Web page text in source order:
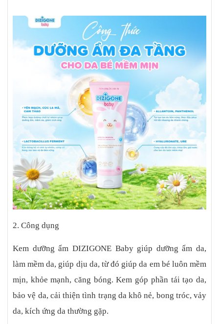
2. Công dụng
Kem dưỡng ẩm DIZIGONE Baby giúp dưỡng ẩm da,
làm mềm da, giúp dịu da, từ đó giúp da em bé luôn mềm
mịn, khỏe mạnh, căng bóng. Kem góp phần tái tạo da,
bảo vệ da, cải thiện tình trạng da khô nẻ, bong tróc, vảy
da, kích ứng da thường gặp.